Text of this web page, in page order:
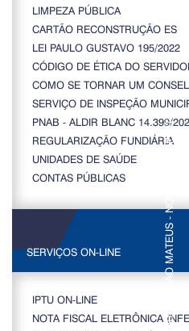
LIMPEZA PÚBLICA
CARTÃO RECONSTRUÇÃO ES
LEI PAULO GUSTAVO 195/2022
CÓDIGO DE ÉTICA DO
COMO SE TORNAR UM
SERVIÇO DE INSPEÇÃO
PNAB - ALDIR BLANC 14.399/
REGULARIZAÇÃO FUNDIÁRIA
UNIDADES DE SAÚDE
CONTAS PÚBLICAS
SERVIÇOS ON-LINE
IPTU ON-LINE
NOTA FISCAL ELETRÔNICA